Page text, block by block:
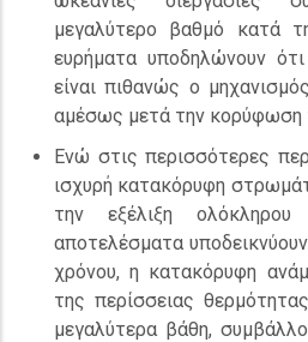
μεγαλύτερο βαθμό κατά
ευρήματα υποδηλώνουν
είναι πιθανώς ο
αμέσως μετά την κορύφωση
Ενώ στις περισσότερες
ισχυρή κατακόρυφη
την εξέλιξη
αποτελέσματα
χρόνου, η κατακόρυφη
της περίσσειας
μεγαλύτερα βάθη,